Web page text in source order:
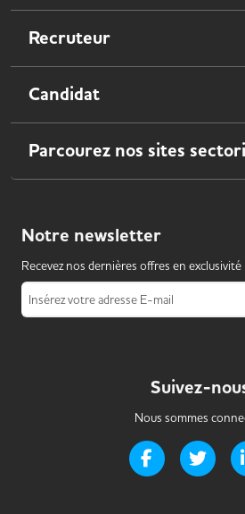
Recruteur
Candidat
Parcourez nos sites
Notre newsletter
Recevez nos dernières offres en exclusivité
Insérez votre adresse E-mail
Suivez-
Nous sommes
Page